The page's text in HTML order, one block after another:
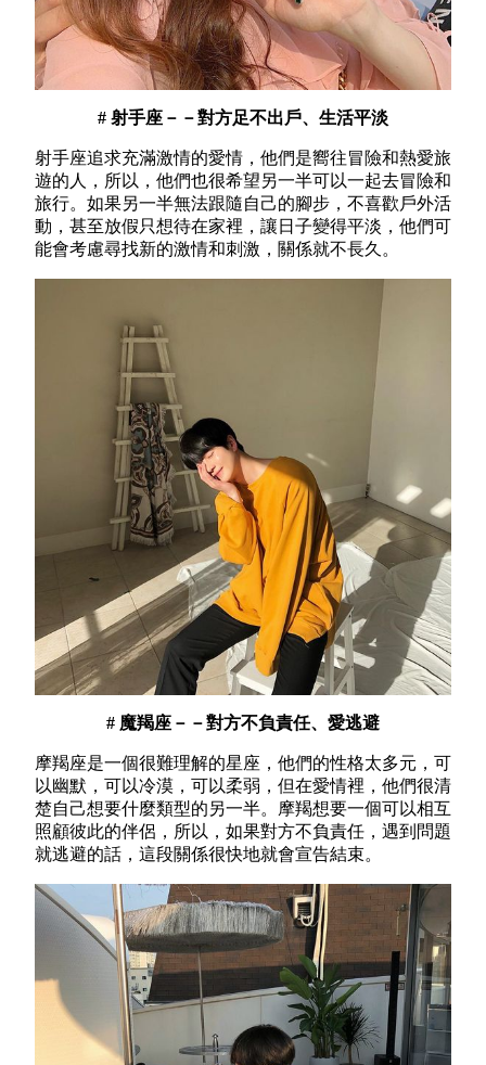
# 射手座－－對方足不出戶、生活平淡
射手座追求充滿激情的愛情，他們是嚮往冒險和熱愛旅
遊的人，所以，他們也很希望另一半可以一起去冒險和
旅行。如果另一半無法跟隨自己的腳步，不喜歡戶外活
動，甚至放假只想待在家裡，讓日子變得平淡，他們可
能會考慮尋找新的激情和刺激，關係就不長久。
# 魔羯座－－對方不負責任、愛逃避
摩羯座是一個很難理解的星座，他們的性格太多元，可
以幽默，可以冷漠，可以柔弱，但在愛情裡，他們很清
楚自己想要什麼類型的另一半。摩羯想要一個可以相互
照顧彼此的伴侶，所以，如果對方不負責任，遇到問題
就逃避的話，這段關係很快地就會宣告結束。